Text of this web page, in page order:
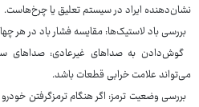
نشان‌دهنده ایراد در سیستم تعلیق یا چرخ‌هاست.
بررسی باد لاستیک‌ها: مقایسه فشار باد در هر
گوش‌دادن به صداهای غیرعادی: صداهای
می‌تواند علامت خرابی قطعات باشد.
بررسی وضعیت ترمز: اگر هنگام ترمزگرفتن